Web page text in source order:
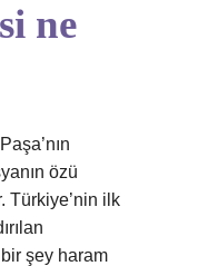
ne
özü
Türkiye’nin ilk
şey haram